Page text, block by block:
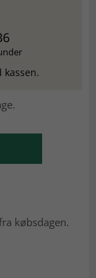
kassen.
købsdagen.